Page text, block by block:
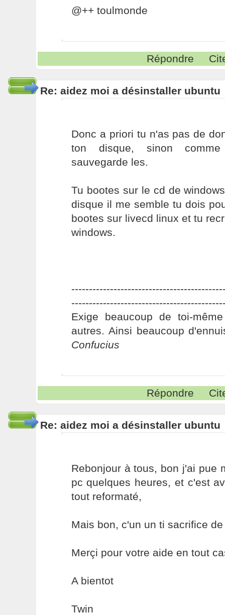
@++ toulmonde
Répondre
Re: aidez moi a désinstaller ubuntu
Donc a priori tu n'as pas de
ton disque, sinon comme
sauvegarde les.
Tu bootes sur le cd de
disque il me semble tu dois
bootes sur livecd linux et tu
windows.
Exige beaucoup de toi-
autres. Ainsi beaucoup
Confucius
Répondre
Re: aidez moi a désinstaller ubuntu
Rebonjour à tous, bon j'ai pue
pc quelques heures, et c'est
tout reformaté,
Mais bon, c'un un ti sacrifice
Merçi pour votre aide en tout
A bientot
Twin